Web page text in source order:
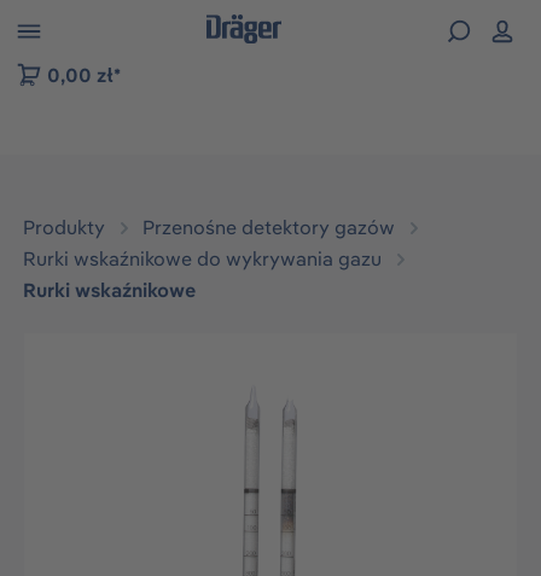
do nawigacji na platformie B2B
0,00 zł*
Produkty
Przenośne detektory gazów
Rurki wskaźnikowe do wykrywania gazu
Rurki wskaźnikowe